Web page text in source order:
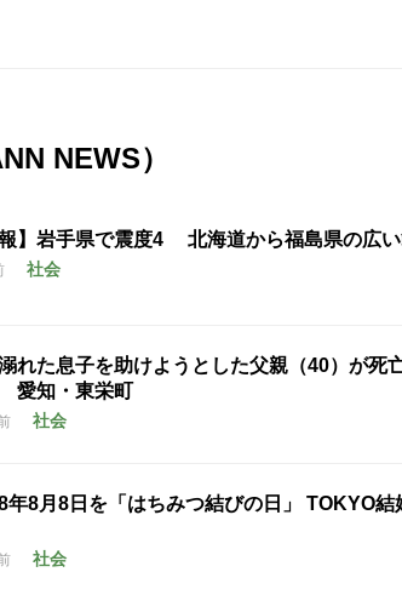
NEWS）
報】岩手県で震度4 北海道から福島県の広
社会
れた息子を助けようとした父親（40）が
愛知・東栄町
社会
年8月8日を「はちみつ結びの日」 TOKYO結
社会